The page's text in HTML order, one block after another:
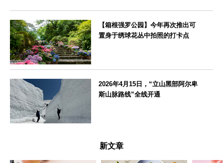
【箱根强罗公园】今年再次推出可
置身于绣球花丛中拍照的打卡点
2026年4月15日，“立山黑部阿尔卑
斯山脉路线”全线开通
新文章